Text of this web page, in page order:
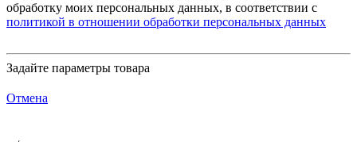
обработку моих персональных данных, в соответствии с
политикой в отношении обработки персональных данных
Задайте параметры товара
Отмена